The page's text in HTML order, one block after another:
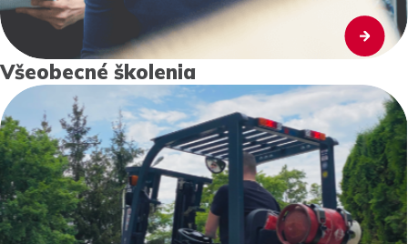
Všeobecné školenia